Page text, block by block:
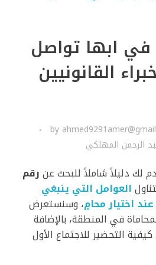
ابها تواصل
القانونيين
by
الرحمن المهلكي
لك دليلاً شاملاً للبحث عنرقم
العوامل التي ينبغي
اختيار محامٍ، وسنستعرض
في المنطقة، بالإضافة
التحضير للاجتماع الأول